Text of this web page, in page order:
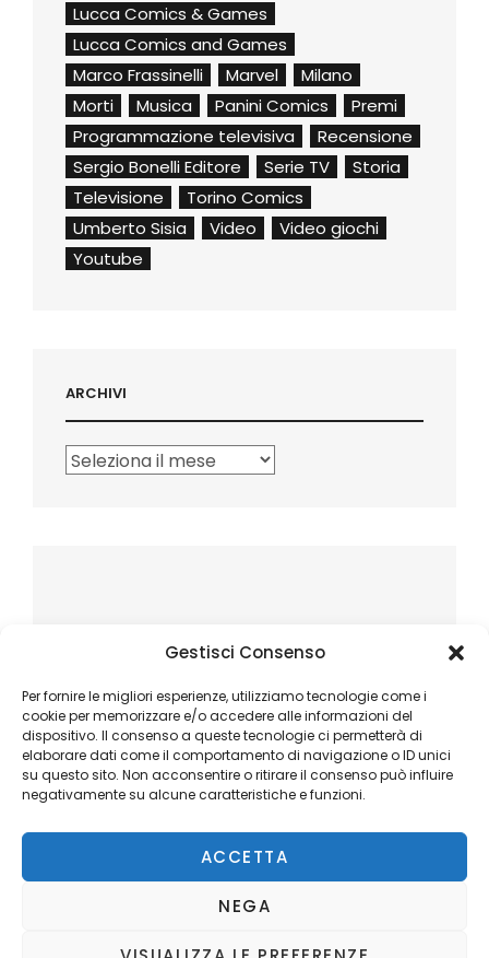
Gestisci Consenso
Per fornire le migliori esperienze, utilizziamo tecnologie come i
cookie per memorizzare e/o accedere alle informazioni del
dispositivo. Il consenso a queste tecnologie ci permetterà di
elaborare dati come il comportamento di navigazione o ID unici
su questo sito. Non acconsentire o ritirare il consenso può influire
negativamente su alcune caratteristiche e funzioni.
ACCETTA
NEGA
Lucca Comics & Games
Lucca Comics and Games
Marco Frassinelli
Marvel
Milano
Morti
Musica Panini Comics
Premi
Programmazione televisiva
Recensione
Sergio Bonelli Editore
Serie TV
Storia
Televisione
Torino Comics
Umberto Sisia
Video
Video giochi
Youtube
ARCHIVI
Archivi